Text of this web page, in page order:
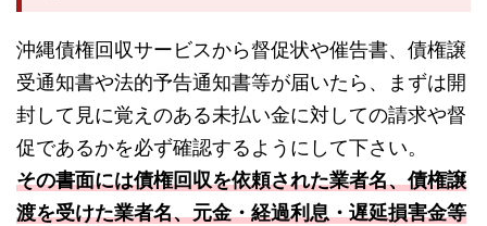
沖縄債権回収サービスから督促状や催告書、債権譲
受通知書や法的予告通知書等が届いたら、まずは開
封して見に覚えのある未払い金に対しての請求や督
促であるかを必ず確認するようにして下さい。
その書面には債権回収を依頼された業者名、債権譲
渡を受けた業者名、元金・経過利息・遅延損害金等